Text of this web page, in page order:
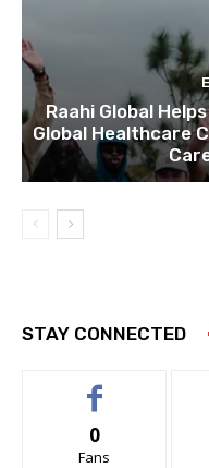
Raahi Global
Global Healthcare
STAY CONNECTED
0
Fans